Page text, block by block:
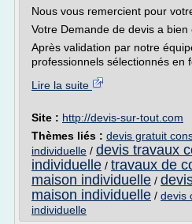
Nous vous remercient pour
Votre Demande de devis a bien
Après validation par notre
professionnels sélectionnés en
Lire la suite
Site : http://devis-sur-tout.com
Thèmes liés : devis gratuit
individuelle / devis travaux
individuelle / travaux de
maison individuelle /
maison individuelle / devis
individuelle